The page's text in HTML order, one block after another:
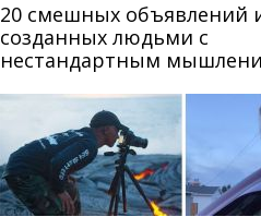
20 смешных объявлений
созданных людьми с
нестандартным